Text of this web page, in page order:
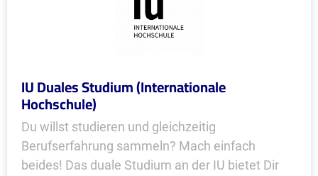
IU Duales Studium (Internationale
Hochschule)
Du willst studieren und gleichzeitig
Berufserfahrung sammeln? Mach einfach
beides! Das duale Studium an der IU bietet Dir